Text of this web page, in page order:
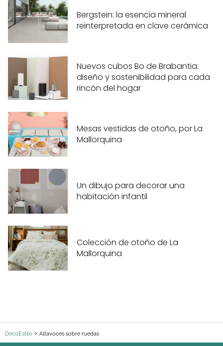
Bergstein: la esencia mineral
reinterpretada en clave cerámica
Nuevos cubos Bo de Brabantia:
diseño y sostenibilidad para cada
rincón del hogar
Mesas vestidas de otoño, por La
Mallorquina
Un dibujo para decorar una
habitación infantil
Colección de otoño de La
Mallorquina
DecoEstilo Altavoces sobre ruedas